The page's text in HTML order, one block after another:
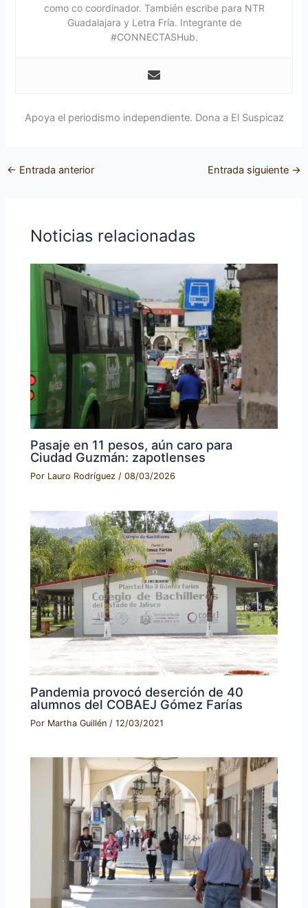
como co coordinador. También escribe para NTR
Guadalajara y Letra Fría. Integrante de
#CONNECTASHub.
Apoya el periodismo independiente. Dona a El Suspicaz
← Entrada anterior Entrada siguiente →
Noticias relacionadas
Pasaje en 11 pesos, aún caro para
Ciudad Guzmán: zapotlenses
Por Lauro Rodríguez/08/03/2026
Pandemia provocó deserción de 40
alumnos del COBAEJ Gómez Farías
Por Martha Guillén /12/03/2021